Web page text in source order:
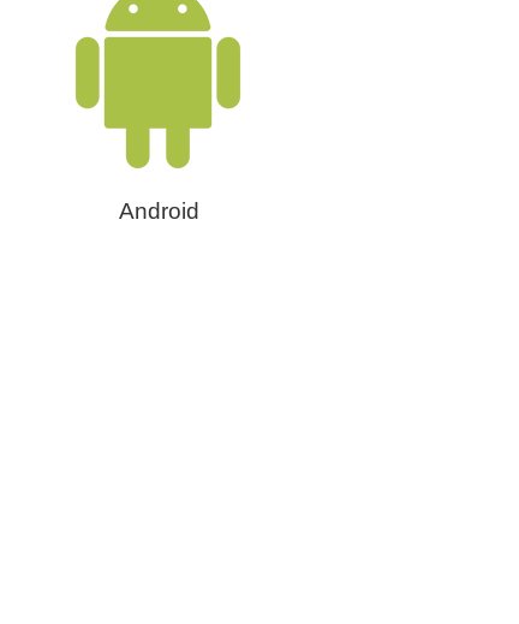
Android